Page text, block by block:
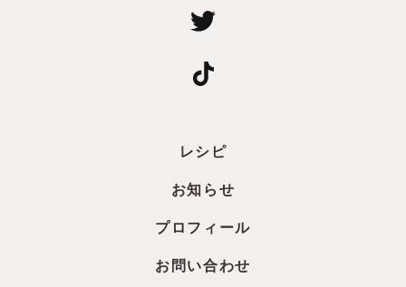
レシピ
お知らせ
プロフィール
お問い合わせ